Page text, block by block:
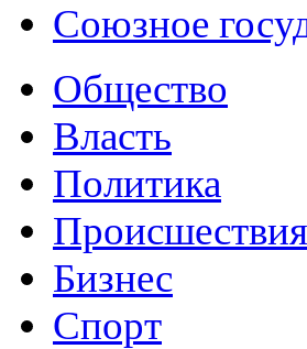
Союзное
Общество
Власть
Политика
Происшествия
Бизнес
Спорт